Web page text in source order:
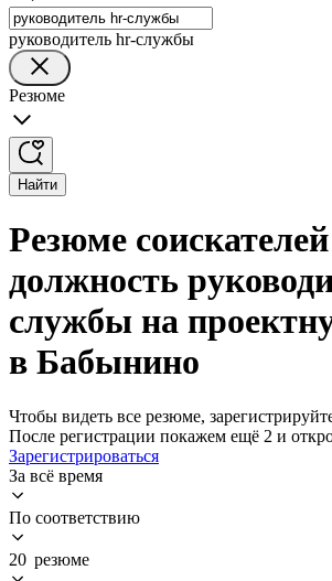
руководитель hr-службы
Резюме
Найти
Резюме
должность
службы на
в Бабынино
Чтобы видеть все резюме,
После регистрации покажем ещё 2 и
Зарегистрироваться
За всё время
По соответствию
20 резюме